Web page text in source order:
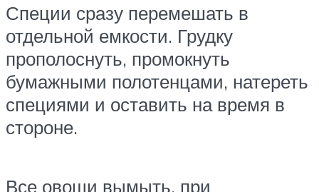
Специи сразу перемешать в
отдельной емкости. Грудку
прополоснуть, промокнуть
бумажными полотенцами, натереть
специями и оставить на время в
стороне.
Все овощи вымыть, при